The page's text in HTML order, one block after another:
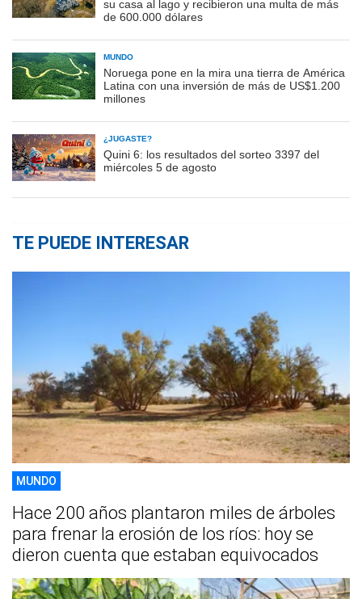
su casa al lago y recibieron una multa de más
de 600.000 dólares
MUNDO
Noruega pone en la mira una tierra de América
Latina con una inversión de más de US$1.200
millones
¿JUGASTE?
Quini 6: los resultados del sorteo 3397 del
miércoles 5 de agosto
TE PUEDE INTERESAR
MUNDO
Hace 200 años plantaron miles de árboles
para frenar la erosión de los ríos: hoy se
dieron cuenta que estaban equivocados